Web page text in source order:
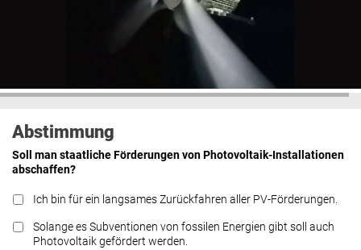
Abstimmung
Soll man staatliche Förderungen von Photovoltaik-Installationen
abschaffen?
Ich bin für ein langsames Zurückfahren aller PV-Förderungen.
Solange es Subventionen von fossilen Energien gibt soll auch
Photovoltaik gefördert werden.